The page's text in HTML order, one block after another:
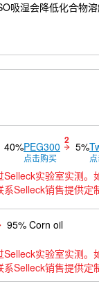
吸湿会降低化合物
40%PEG300
点击购买
2 5%
Selleck实验室实测。
Selleck销售提供定
95% Corn oil
Selleck实验室实测。
Selleck销售提供定